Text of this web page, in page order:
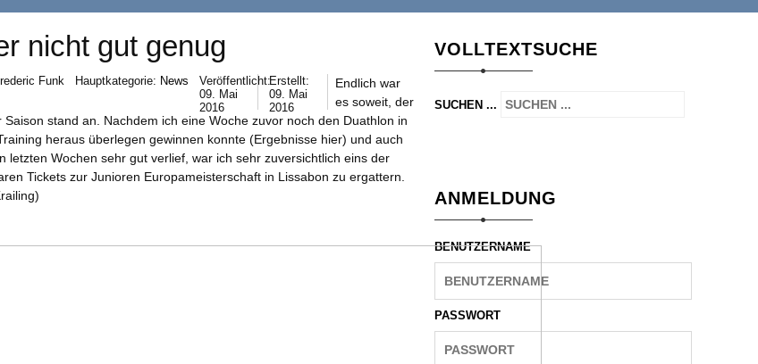
nicht gut genug
Funk Hauptkategorie: News
Veröffentlicht:
09. Mai
2016
Erstellt:
09. Mai
2016
Endlich war
es soweit, der
Saison stand an. Nachdem ich eine Woche zuvor noch den Duathlon in
heraus überlegen gewinnen konnte (Ergebnisse hier) und auch
letzten Wochen sehr gut verlief, war ich sehr zuversichtlich eins der
Tickets zur Junioren Europameisterschaft in Lissabon zu ergattern.
VOLLTEXTSUCHE
SUCHEN ...
ANMELDUNG
BENUTZERNAME
PASSWORT